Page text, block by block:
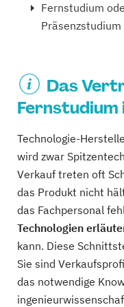
Fernstudium
Präsenzstudium
Das
Fernstudium
Technologie-
wird zwar
Verkauf treten oft
das Produkt nicht
das Fachpersonal
Technologien
kann. Diese
Sie sind
das notwendige